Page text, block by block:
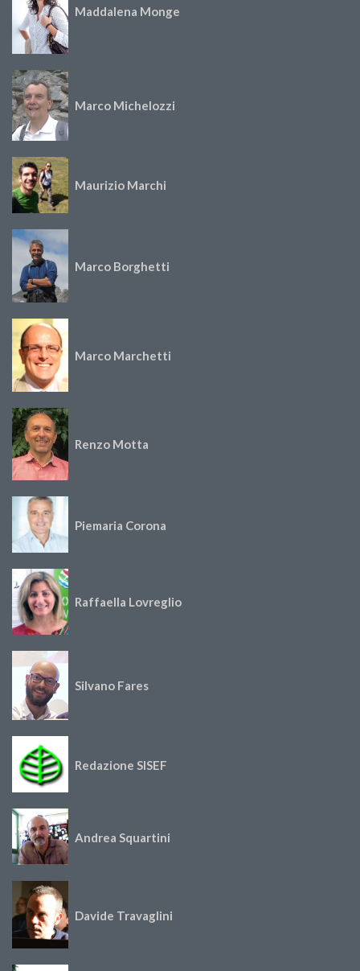
Maddalena Monge
Marco Michelozzi
Maurizio Marchi
Marco Borghetti
Marco Marchetti
Renzo Motta
Piemaria Corona
Raffaella Lovreglio
Silvano Fares
Redazione SISEF
Andrea Squartini
Davide Travaglini